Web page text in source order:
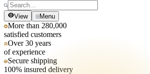
View Menu
More than 280,000
satisfied customers
Over 30 years
of experience
Secure shipping
100% insured delivery